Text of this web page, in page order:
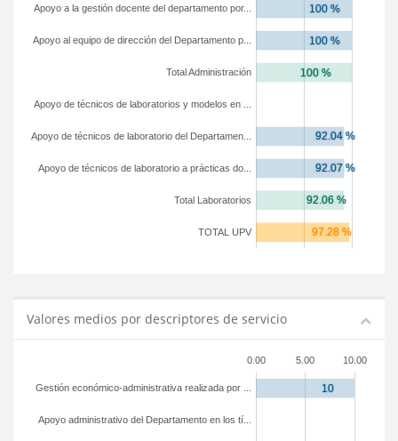
TOTAL UPV
Total Laboratorios
Apoyo de técnicos de laboratorio a prácticas do...
Apoyo de técnicos de laboratorio del Departamen...
Apoyo de técnicos de laboratorios y modelos en ...
Total Administración
Apoyo al equipo de dirección del Departamento p...
Apoyo a la gestión docente del departamento por...
Valores medios por descriptores de servicio
0.00 5.00 10.00
Apoyo administrativo del Departamento en los tí...
Gestión económico-administrativa realizada por ...